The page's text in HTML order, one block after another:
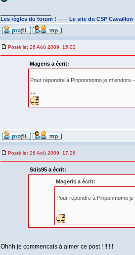
Les règles du forum ! ----- Le site du CSP Cavaillon
Posté le: 26 Aoû 2009, 15:02
Mageris a écrit:
Pour répondre à Pinponmomo je m'endors
++
Posté le: 26 Aoû 2009, 17:26
Sdis95 a écrit:
Mageris a écrit:
Pour répondre à Pinponmomo
++
Ohhh je commencais à aimer ce post ! !! ! !